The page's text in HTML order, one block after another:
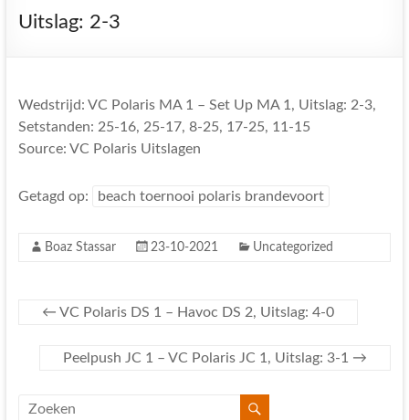
Uitslag: 2-3
Wedstrijd: VC Polaris MA 1 – Set Up MA 1, Uitslag: 2-3,
Setstanden: 25-16, 25-17, 8-25, 17-25, 11-15
Source: VC Polaris Uitslagen
Getagd op: beach toernooi polaris brandevoort
Boaz Stassar 23-10-2021 Uncategorized
← VC Polaris DS 1 – Havoc DS 2, Uitslag: 4-0
Peelpush JC 1 – VC Polaris JC 1, Uitslag: 3-1 →